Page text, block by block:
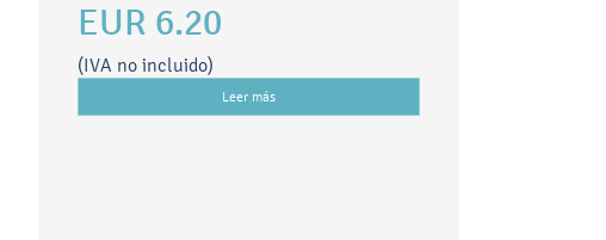
EUR 6.20
(IVA no incluido)
Leer más